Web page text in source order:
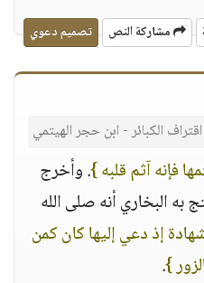
مشاركة النص تصميم دعوي
الكبائر - ابن حجر الهيتمي
فإنه آثم قلبه }. وأخرج
به البخاري أنه صلى الله
إذ دعي إليها كان كمن
}
.